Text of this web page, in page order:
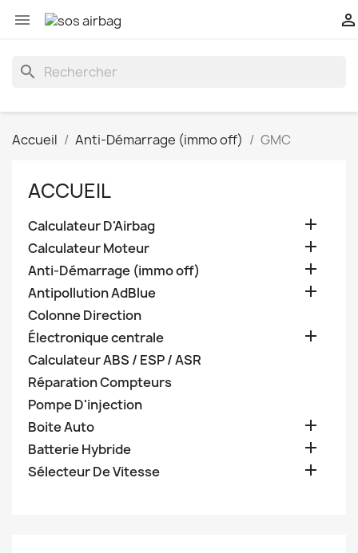
 
search
Accueil Anti-Démarrage (immo off) GMC
ACCUEIL
Calculateur D'Airbag 
Calculateur Moteur 
Anti-Démarrage (immo off) 
Antipollution AdBlue 
Colonne Direction
Électronique centrale

Calculateur ABS / ESP / ASR
Réparation Compteurs
Pompe D'injection
Boite Auto

Batterie Hybride 
Sélecteur De Vitesse 